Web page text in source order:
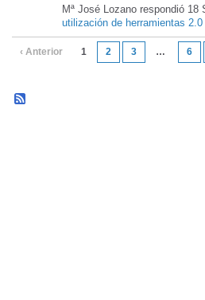
Mª José Lozano respondió 18
utilización de herramientas
‹ Anterior 1 2 3 … 6